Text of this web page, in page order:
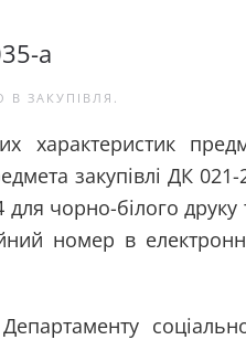
a
В ЗАКУПІВЛЯ .
характеристик
закупівлі ДК
чорно-білого
номер в